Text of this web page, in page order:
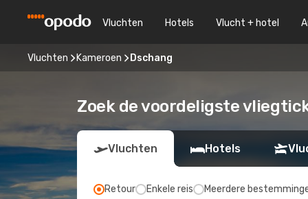
Vluchten Hotels Vlucht + hotel
Vluchten Kameroen Dschang
Zoek de voordeligste
Vluchten Hotels
Retour Enkele reis Meerdere